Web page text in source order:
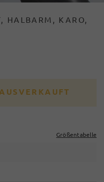
HALBARM, KARO,
Größentabelle